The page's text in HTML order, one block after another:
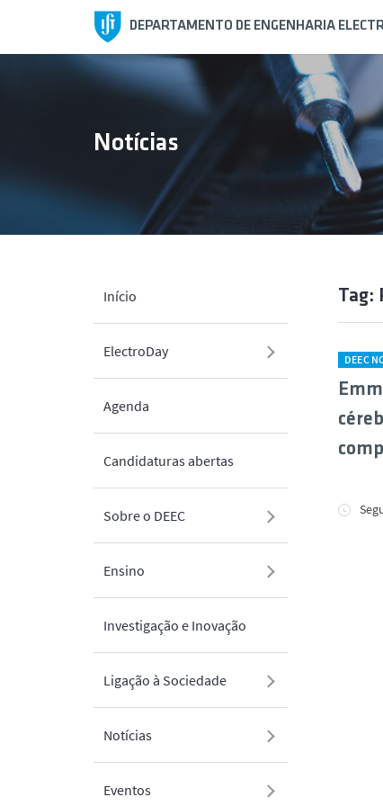
DEPARTAMENTO DE ENGENHARIA
Início
ElectroDay
Agenda
Candidaturas abertas
Sobre o DEEC
Ensino
Investigação e Inovação
Ligação à Sociedade
Notícias
Eventos
Notícias
Tag:
DEEC